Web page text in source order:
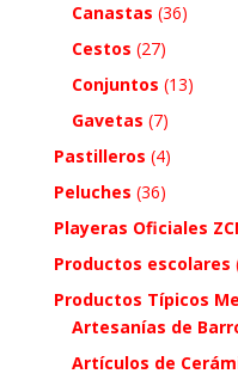
Canastas (36)
Cestos (27)
Conjuntos (13)
Gavetas (7)
Pastilleros (4)
Peluches (36)
Playeras Oficiales
Productos escolares
Productos Típicos
Artesanías de
Artículos de